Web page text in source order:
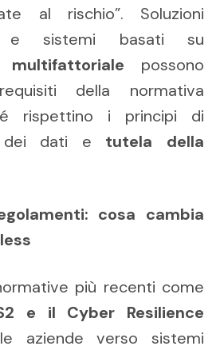
al rischio”. Soluzioni
sistemi basati su
multifattoriale possono
della normativa
rispettino i principi di
dei dati e tutela della
cosa cambia
più recenti come
e il Cyber Resilience
aziende verso sistemi